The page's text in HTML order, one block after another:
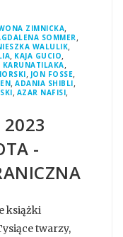
ZIMNICKA,
SOMMER,
WALULIK,
, KAJA GUCIO,
KARUNATILAKA,
, JON FOSSE,
,ADANIA SHIBLI,
, AZAR NAFISI,
2023
-
książki
twarzy,